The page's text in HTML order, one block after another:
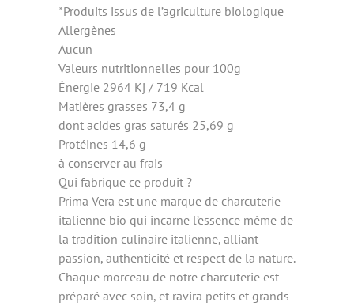
*Produits issus de l’agriculture biologique
Allergènes
Aucun
Valeurs nutritionnelles pour 100g
Énergie 2964 Kj / 719 Kcal
Matières grasses 73,4 g
dont acides gras saturés 25,69 g
Protéines 14,6 g
à conserver au frais
Qui fabrique ce produit ?
Prima Vera est une marque de charcuterie
italienne bio qui incarne l’essence même de
la tradition culinaire italienne, alliant
passion, authenticité et respect de la nature.
Chaque morceau de notre charcuterie est
préparé avec soin, et ravira petits et grands